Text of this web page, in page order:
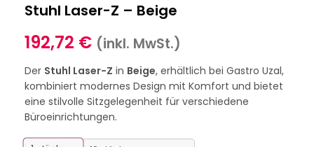
Stuhl Laser-Z – Beige
192,72 € (inkl. MwSt.)
Der Stuhl Laser-Z in Beige, erhältlich bei Gastro Uzal,
kombiniert modernes Design mit Komfort und bietet
eine stilvolle Sitzgelegenheit für verschiedene
Büroeinrichtungen.